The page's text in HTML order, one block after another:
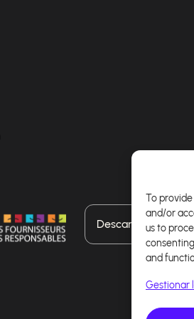
To
and/or
us to
and
Gestionar
Descarga nuestra